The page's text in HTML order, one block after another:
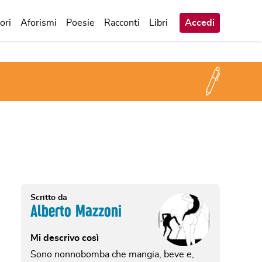
Aforismi Poesie Racconti Libri Accedi
Scritto da
Alberto Mazzoni
Mi descrivo così
Sono nonnobomba che mangia, beve e,